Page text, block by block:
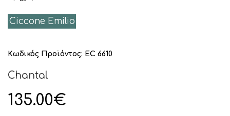
Ciccone Emilio
Κωδικός Προϊόντος: EC 6610
Chantal
135.00€